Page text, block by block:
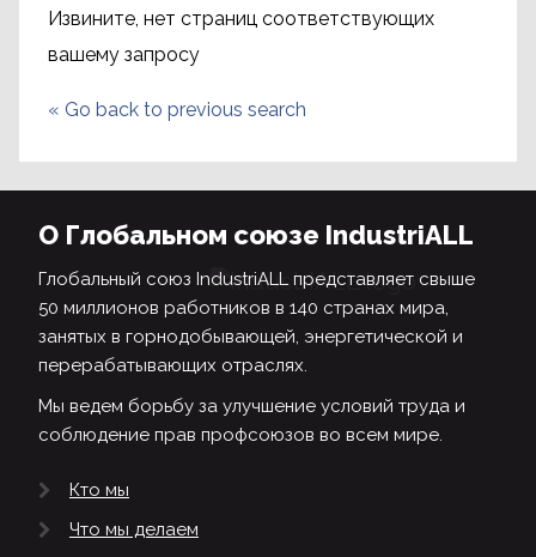
Извините, нет страниц соответствующих
вашему запросу
« Go back to previous search
О Глобальном союзе IndustriALL
Глобальный союз IndustriALL представляет свыше
50 миллионов работников в 140 странах мира,
занятых в горнодобывающей, энергетической и
перерабатывающих отраслях.
Мы ведем борьбу за улучшение условий труда и
соблюдение прав профсоюзов во всем мире.
Кто мы
Что мы делаем